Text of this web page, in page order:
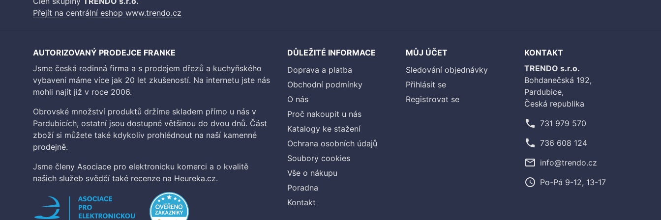
Přejít na centrální eshop www.trendo.cz
AUTORIZOVANÝ PRODEJCE FRANKE
Jsme česká rodinná firma a s prodejem dřezů a kuchyňského
vybavení máme více jak 20 let zkušeností. Na internetu jste nás
mohli najít již v roce 2006.
Obrovské množství produktů držíme skladem přímo u nás v
Pardubicích, ostatní jsou dostupné většinou do dvou dnů. Část
zboží si můžete také kdykoliv prohlédnout na naší kamenné
prodejně.
Jsme členy Asociace pro elektronicku komerci a o kvalitě
našich služeb svědčí také recenze na Heureka.cz.
DŮLEŽITÉ INFORMACE
Doprava a platba
Obchodní podmínky
O nás
Proč nakoupit u nás
Katalogy ke stažení
Ochrana osobních údajů
Soubory cookies
Vše o nákupu
Poradna
Kontakt
MŮJ ÚČET
Sledování objednávky
Přihlásit se
Registrovat se
KONTAKT
TRENDO s.r.o.
Bohdanečská 192,
Pardubice,
Česká republika
phone 731 979 570
phone 736 608 124
mail_outline info@trendo.cz
access_time Po-Pá 9-12, 13-17